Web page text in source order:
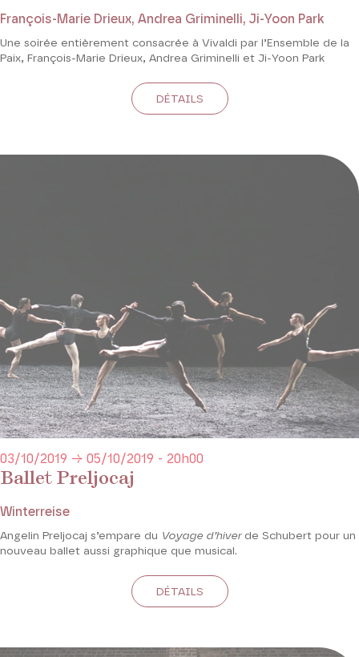
François-Marie Drieux, Andrea Griminelli, Ji-Yoon Park
Une soirée entièrement consacrée à Vivaldi par l’Ensemble de la
Paix, François-Marie Drieux, Andrea Griminelli et Ji-Yoon Park
DÉTAILS
Ballet Preljocaj
03/10/2019 → 05/10/2019 - 20h00
Winterreise
Angelin Preljocaj s’empare du Voyage d’hiverde Schubert pour un
nouveau ballet aussi graphique que musical.
DÉTAILS